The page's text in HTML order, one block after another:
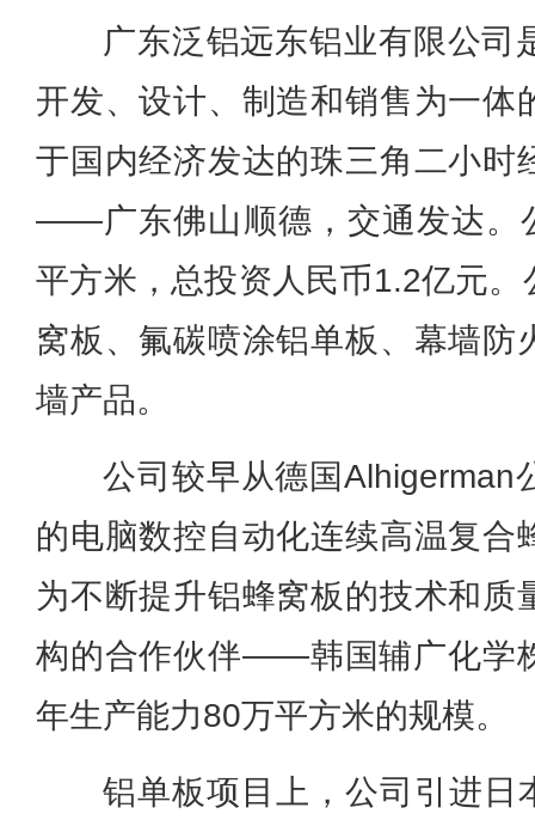
广东泛铝远东铝业有限公司
开发、设计、制造和销售为一体
于国内经济发达的珠三角二小时
——广东佛山顺德，交通发达。
平方米，总投资人民币1.2亿元
窝板、氟碳喷涂铝单板、幕墙防
墙产品。
公司较早从德国Alhigerman
的电脑数控自动化连续高温复合
为不断提升铝蜂窝板的技术和质
构的合作伙伴——韩国辅广化学
年生产能力80万平方米的规模。
铝单板项目上，公司引进日